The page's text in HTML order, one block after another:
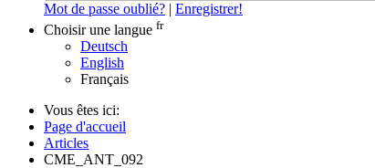
Mot de passe oublié? | Enregistrer!
Choisir une langue fr
Deutsch
English
Français
Vous êtes ici:
Page d'accueil
Articles
CME_ANT_092